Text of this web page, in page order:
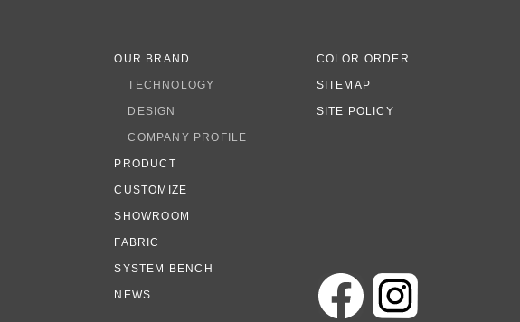
OUR BRAND
TECHNOLOGY
DESIGN
COMPANY PROFILE
PRODUCT
CUSTOMIZE
SHOWROOM
FABRIC
SYSTEM BENCH
NEWS
COLOR ORDER
SITEMAP
SITE POLICY